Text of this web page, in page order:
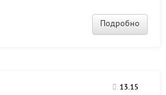
Подробно
13.15